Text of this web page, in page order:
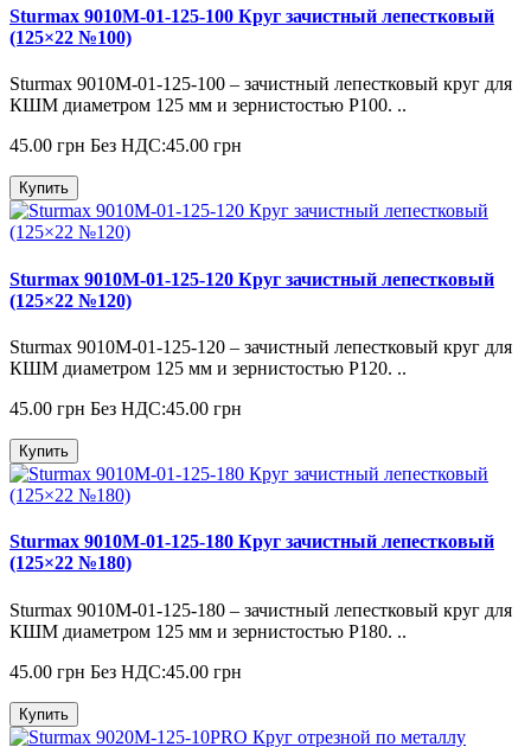
Sturmax 9010M-01-125-100 Круг зачистный лепестковый
(125×22 №100)
Sturmax 9010M-01-125-100 – зачистный лепестковый круг для
КШМ диаметром 125 мм и зернистостью Р100. ..
45.00 грн Без НДС:45.00 грн
Купить
Sturmax 9010M-01-125-120 Круг зачистный лепестковый
(125×22 №120)
Sturmax 9010M-01-125-120 – зачистный лепестковый круг для
КШМ диаметром 125 мм и зернистостью Р120. ..
45.00 грн Без НДС:45.00 грн
Купить
Sturmax 9010M-01-125-180 Круг зачистный лепестковый
(125×22 №180)
Sturmax 9010M-01-125-180 – зачистный лепестковый круг для
КШМ диаметром 125 мм и зернистостью Р180. ..
45.00 грн Без НДС:45.00 грн
Купить